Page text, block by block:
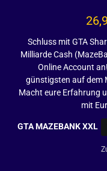
Schluss mit GTA
Milliarde Cash
Online Account
günstigsten auf dem
Macht eure Erfahrung
mit
GTA MAZEBANK XXL